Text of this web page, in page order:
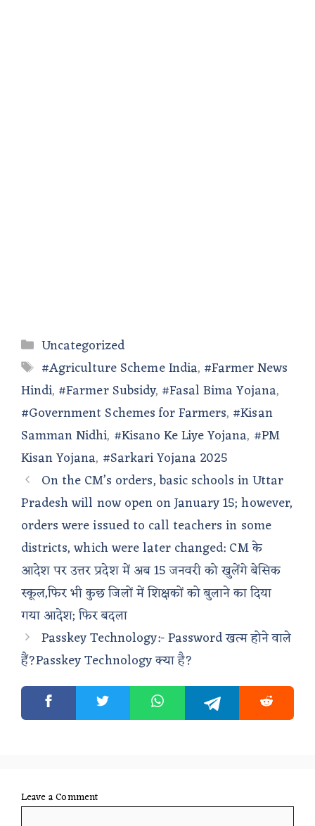
Categories
Uncategorized
Tags
#Agriculture Scheme India, #Farmer News
Hindi, #Farmer Subsidy, #Fasal Bima Yojana,
#Government Schemes for Farmers, #Kisan
Samman Nidhi, #Kisano Ke Liye Yojana, #PM
Kisan Yojana, #Sarkari Yojana 2025
On the CM’s orders, basic schools in Uttar
Pradesh will now open on January 15; however,
orders were issued to call teachers in some
districts, which were later changed: CM के
आदेश पर उत्तर प्रदेश में अब 15 जनवरी को खुलेंगे बेसिक
स्कूल,फिर भी कुछ जिलों में शिक्षकों को बुलाने का दिया
गया आदेश; फिर बदला
Passkey Technology:- Password खत्म होने वाले
हैं?Passkey Technology क्या है?
Leave a Comment